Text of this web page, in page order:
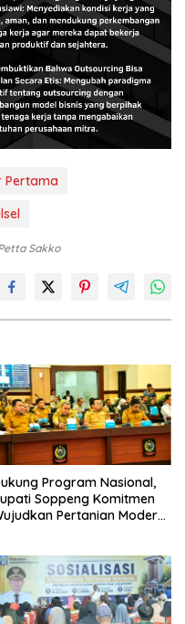
Pertama
Sakko
Program Nasional,
Soppeng Komitmen
Pertanian Modern